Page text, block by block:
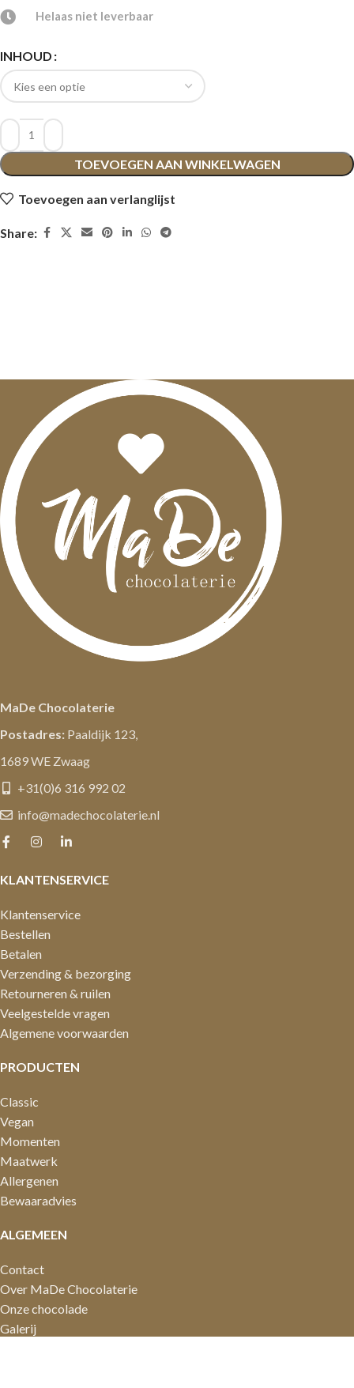
Helaas niet leverbaar
INHOUD
TOEVOEGEN AAN WINKELWAGEN
Toevoegen aan verlanglijst
Share:
MaDe Chocolaterie
Postadres: Paaldijk 123,
1689 WE Zwaag
+31(0)6 316 992 02
info@madechocolaterie.nl
KLANTENSERVICE
Klantenservice
Bestellen
Betalen
Verzending & bezorging
Retourneren & ruilen
Veelgestelde vragen
Algemene voorwaarden
PRODUCTEN
Classic
Vegan
Momenten
Maatwerk
Allergenen
Bewaaradvies
ALGEMEEN
Contact
Over MaDe Chocolaterie
Onze chocolade
Galerij